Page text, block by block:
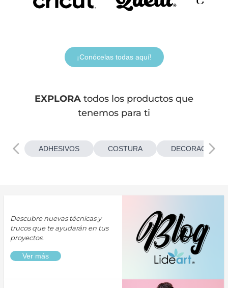
¡Conócelas todas aquí!
EXPLORA todos los productos que
tenemos para ti
ADHESIVOS COSTURA
Descubre nuevas técnicas y
trucos que te ayudarán en tus
proyectos.
Ver más